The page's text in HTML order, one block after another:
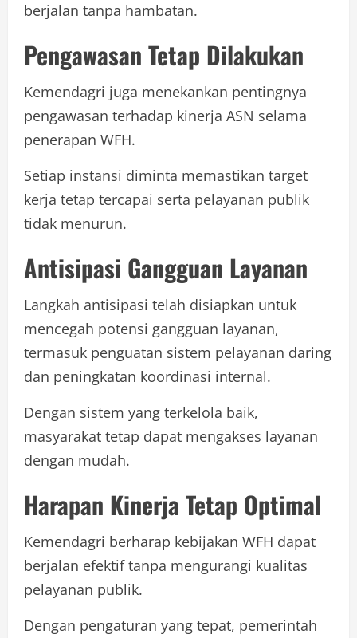
berjalan tanpa hambatan.
Pengawasan Tetap Dilakukan
Kemendagri juga menekankan pentingnya
pengawasan terhadap kinerja ASN selama
penerapan WFH.
Setiap instansi diminta memastikan target
kerja tetap tercapai serta pelayanan publik
tidak menurun.
Antisipasi Gangguan Layanan
Langkah antisipasi telah disiapkan untuk
mencegah potensi gangguan layanan,
termasuk penguatan sistem pelayanan daring
dan peningkatan koordinasi internal.
Dengan sistem yang terkelola baik,
masyarakat tetap dapat mengakses layanan
dengan mudah.
Harapan Kinerja Tetap Optimal
Kemendagri berharap kebijakan WFH dapat
berjalan efektif tanpa mengurangi kualitas
pelayanan publik.
Dengan pengaturan yang tepat, pemerintah